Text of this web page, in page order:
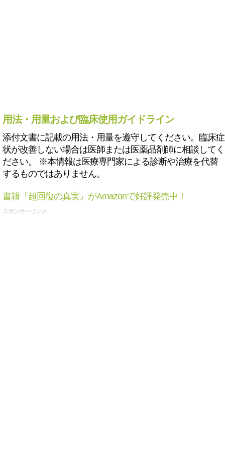
用法・用量および臨床使用ガイドライン
添付文書に記載の用法・用量を遵守してください。臨床症
状が改善しない場合は医師または医薬品剤師に相談してく
ださい。 ※本情報は医療専門家による診断や治療を代替
するものではありません。
書籍『超回復の真実』がAmazonで好評発売中！
スポンサーリンク